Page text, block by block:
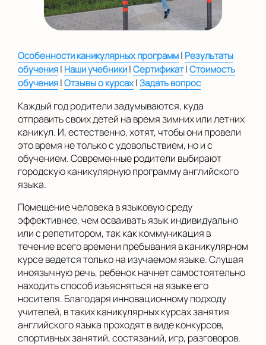
Особенности каникулярных программ| Результаты
обучения| Наши учебники|Сертификат|Стоимость
обучения|Отзывы о курсах|Задать вопрос
Каждый год родители задумываются, куда
отправить своих детей на время зимних или летних
каникул. И, естественно, хотят, чтобы они провели
это время не только с удовольствием, но и с
обучением. Современные родители выбирают
городскую каникулярную программу английского
языка.
Помещение человека в языковую среду
эффективнее, чем осваивать язык индивидуально
или с репетитором, так как коммуникация в
течение всего времени пребывания в каникулярном
курсе ведется только на изучаемом языке. Слушая
иноязычную речь, ребенок начнет самостоятельно
находить способ изъясняться на языке его
носителя. Благодаря инновационному подходу
учителей, в таких каникулярных курсах занятия
английского языка проходят в виде конкурсов,
спортивных занятий, состязаний, игр, разговоров.